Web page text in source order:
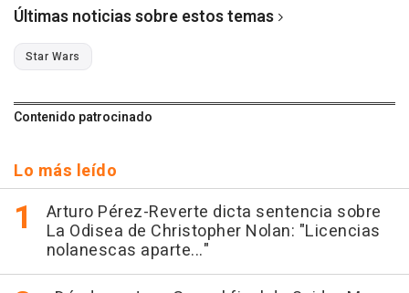
Últimas noticias sobre estos temas
Star Wars
Contenido patrocinado
Lo más leído
Arturo Pérez-Reverte dicta sentencia sobre
La Odisea de Christopher Nolan: "Licencias
nolanescas aparte..."